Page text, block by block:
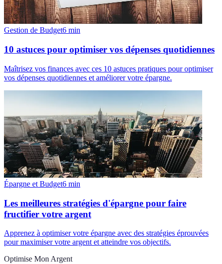
Gestion de Budget6 min
10 astuces pour optimiser vos dépenses quotidiennes
Maîtrisez vos finances avec ces 10 astuces pratiques pour optimiser
vos dépenses quotidiennes et améliorer votre épargne.
Épargne et Budget6 min
Les meilleures stratégies d'épargne pour faire
fructifier votre argent
Apprenez à optimiser votre épargne avec des stratégies éprouvées
pour maximiser votre argent et atteindre vos objectifs.
Optimise Mon Argent